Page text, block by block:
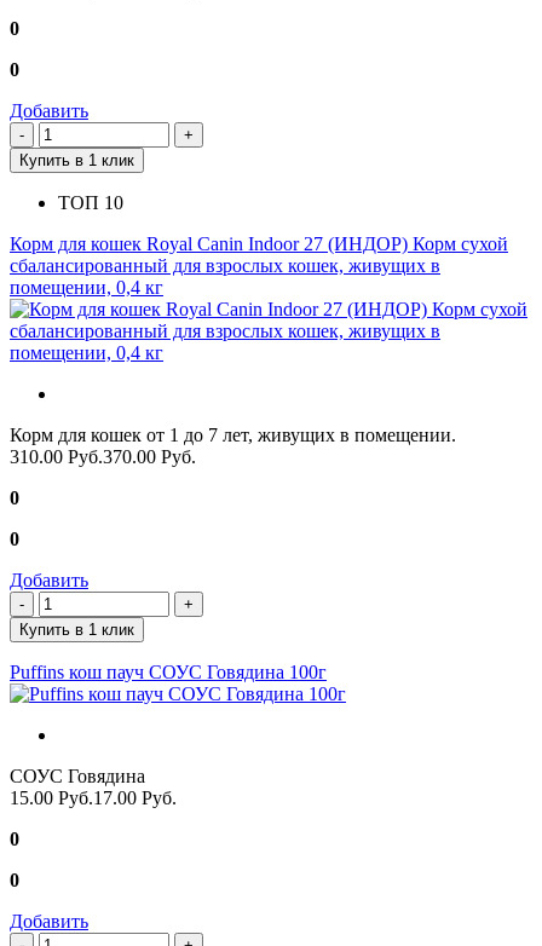
0
0
Добавить
Купить в 1 клик
ТОП 10
Корм для кошек Royal Canin Indoor 27 (ИНДОР) Корм сухой
сбалансированный для взрослых кошек, живущих в
помещении, 0,4 кг
Корм для кошек от 1 до 7 лет, живущих в помещении.
310.00 Руб.370.00 Руб.
0
0
Добавить
Купить в 1 клик
Puffins кош пауч СОУС Говядина 100г
СОУС Говядина
15.00 Руб.17.00 Руб.
0
0
Добавить